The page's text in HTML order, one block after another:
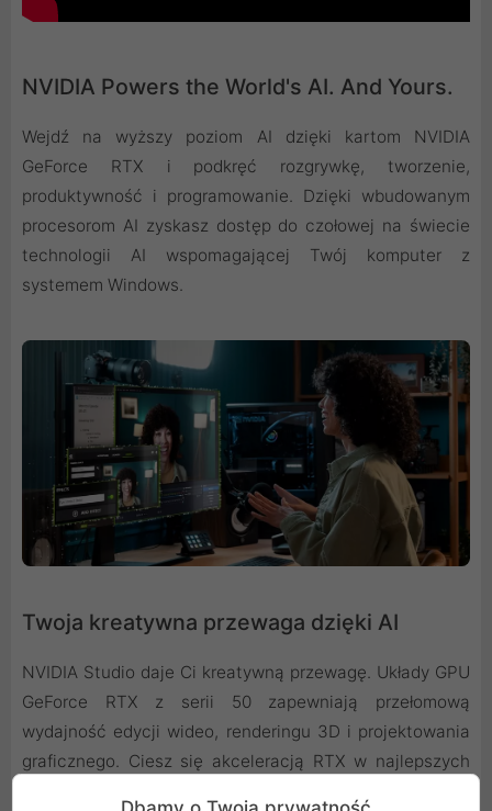
NVIDIA Powers the World's AI. And Yours.
Wejdź na wyższy poziom AI dzięki kartom NVIDIA
GeForce RTX i podkręć rozgrywkę, tworzenie,
produktywność i programowanie. Dzięki wbudowanym
procesorom AI zyskasz dostęp do czołowej na świecie
technologii AI wspomagającej Twój komputer z
systemem Windows.
Twoja kreatywna przewaga dzięki AI
NVIDIA Studio daje Ci kreatywną przewagę. Układy GPU
GeForce RTX z serii 50 zapewniają przełomową
wydajność edycji wideo, renderingu 3D i projektowania
graficznego. Ciesz się akceleracją RTX w najlepszych